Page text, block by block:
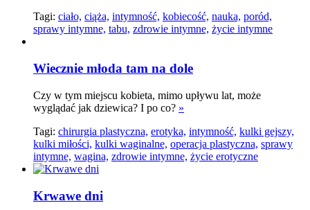
Tagi: ciało, ciąża, intymność, kobiecość, nauka, poród,
sprawy intymne, tabu, zdrowie intymne, życie intymne
Wiecznie młoda tam na dole
Czy w tym miejscu kobieta, mimo upływu lat, może
wyglądać jak dziewica? I po co? »
Tagi: chirurgia plastyczna, erotyka, intymność, kulki gejszy,
kulki miłości, kulki waginalne, operacja plastyczna, sprawy
intymne, wagina, zdrowie intymne, życie erotyczne
Krwawe dni